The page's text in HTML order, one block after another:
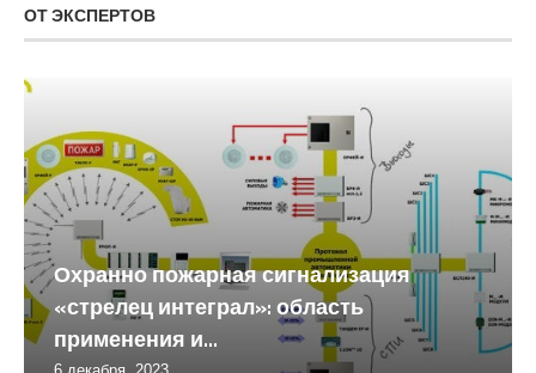
ОТ ЭКСПЕРТОВ
Охранно пожарная сигнализация
«стрелец интеграл»: область
применения и...